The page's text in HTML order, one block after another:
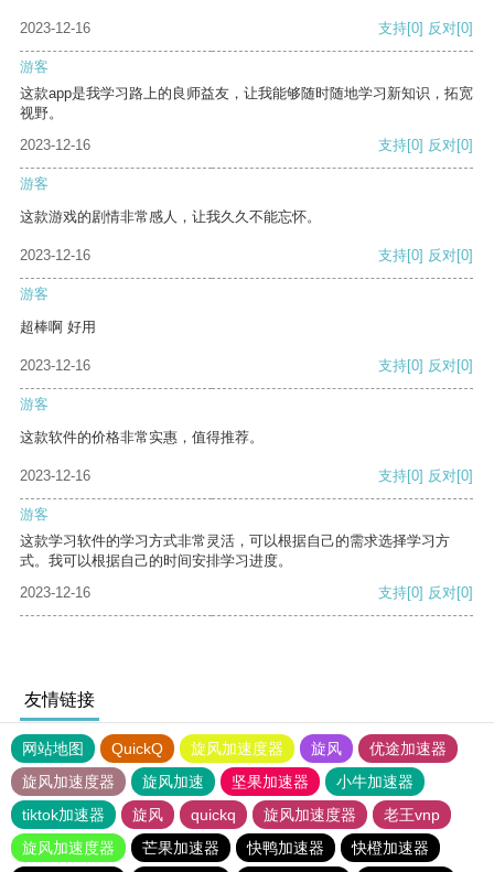
2023-12-16 支持[0] 反对[0]
游客
这款app是我学习路上的良师益友，让我能够随时随地学习新知识，拓宽
视野。
2023-12-16
支持[0] 反对[0]
游客
这款游戏的剧情非常感人，让我久久不能忘怀。
2023-12-16 支持[0] 反对[0]
游客
超棒啊 好用
2023-12-16 支持[0] 反对[0]
游客
这款软件的价格非常实惠，值得推荐。
2023-12-16 支持[0] 反对[0]
游客
这款学习软件的学习方式非常灵活，可以根据自己的需求选择学习方
式。我可以根据自己的时间安排学习进度。
2023-12-16
支持[0] 反对[0]
友情链接
网站地图 QuickQ 旋风加速度器 旋风
优途加速器
旋风加速度器
旋风加速 坚果加速器
小牛加速器
tiktok加速器
旋风 quickq 旋风加速度器
老王vnp
旋风加速度器
芒果加速器 快鸭加速器 快橙加速器